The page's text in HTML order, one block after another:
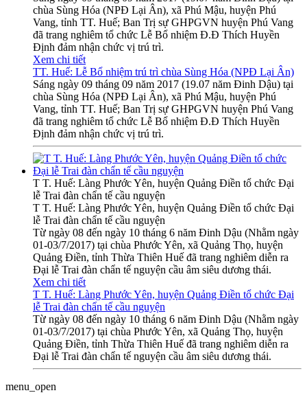
chùa Sùng Hóa (NPĐ Lại Ân), xã Phú Mậu, huyện Phú
Vang, tỉnh TT. Huế; Ban Trị sự GHPGVN huyện Phú Vang
đã trang nghiêm tổ chức Lễ Bổ nhiệm Đ.Đ Thích Huyền
Định đảm nhận chức vị trú trì.
Xem chi tiết
TT. Huế: Lễ Bổ nhiệm trú trì chùa Sùng Hóa (NPĐ Lại Ân)
Sáng ngày 09 tháng 09 năm 2017 (19.07 năm Đinh Dậu) tại
chùa Sùng Hóa (NPĐ Lại Ân), xã Phú Mậu, huyện Phú
Vang, tỉnh TT. Huế; Ban Trị sự GHPGVN huyện Phú Vang
đã trang nghiêm tổ chức Lễ Bổ nhiệm Đ.Đ Thích Huyền
Định đảm nhận chức vị trú trì.
T T. Huế: Làng Phước Yên, huyện Quảng Điền tổ chức Đại
lễ Trai đàn chẩn tế cầu nguyện
T T. Huế: Làng Phước Yên, huyện Quảng Điền tổ chức Đại
lễ Trai đàn chẩn tế cầu nguyện
Từ ngày 08 đến ngày 10 tháng 6 năm Đinh Dậu (Nhằm ngày
01-03/7/2017) tại chùa Phước Yên, xã Quảng Thọ, huyện
Quảng Điền, tỉnh Thừa Thiên Huế đã trang nghiêm diễn ra
Đại lễ Trai đàn chẩn tế nguyện cầu âm siêu dương thái.
Xem chi tiết
T T. Huế: Làng Phước Yên, huyện Quảng Điền tổ chức Đại
lễ Trai đàn chẩn tế cầu nguyện
Từ ngày 08 đến ngày 10 tháng 6 năm Đinh Dậu (Nhằm ngày
01-03/7/2017) tại chùa Phước Yên, xã Quảng Thọ, huyện
Quảng Điền, tỉnh Thừa Thiên Huế đã trang nghiêm diễn ra
Đại lễ Trai đàn chẩn tế nguyện cầu âm siêu dương thái.
menu_open